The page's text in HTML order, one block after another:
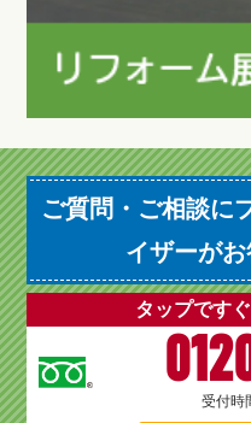
ご質問・ご相談に
イザーがお
タップです
受付時